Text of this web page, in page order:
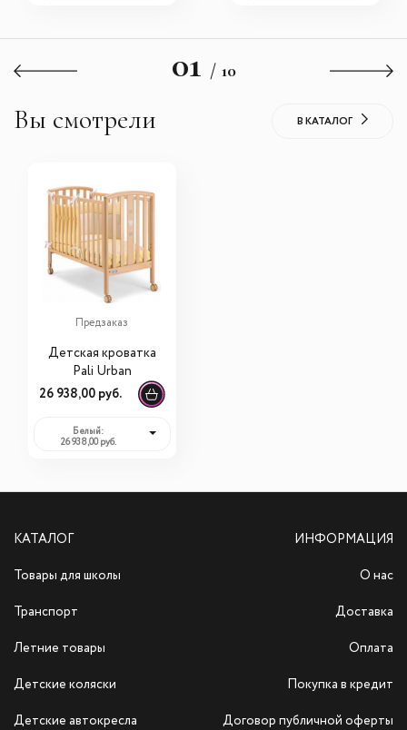
01 / 10
Вы смотрели В КАТАЛОГ
Предзаказ
Детская кроватка
Pali Urban
26 938,00 руб.
Белый:
26 938,00 руб.
КАТАЛОГ
Товары для школы
Транспорт
Летние товары
Детские коляски
Детские автокресла
ИНФОРМАЦИЯ
О нас
Доставка
Оплата
Покупка в кредит
Договор публичной оферты